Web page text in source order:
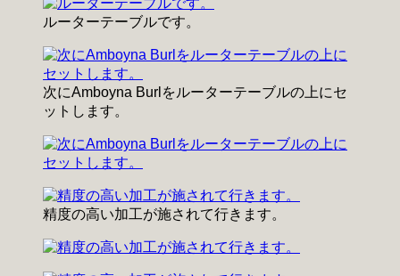
ルーターテーブルです。
次にAmboyna Burlをルーターテーブルの上にセ
ットします。
精度の高い加工が施されて行きます。